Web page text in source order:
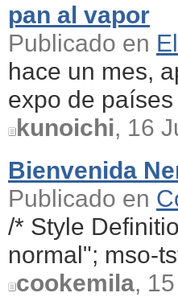
pan al vapor
Publicado en
hace un mes,
expo de
kunoichi, 16
Bienvenida
Publicado en
/* Style
normal"; mso-
cookemila,